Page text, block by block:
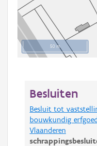
50 m
Besluiten
Besluit tot
bouwkundig
Vlaanderen